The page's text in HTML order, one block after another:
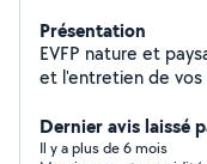
Présentation
EVFP nature et
et l'entretien de
de pierre) tonte,
crédit d'impôt ou
Dernier avis laissé
Il y a plus de 6 mois